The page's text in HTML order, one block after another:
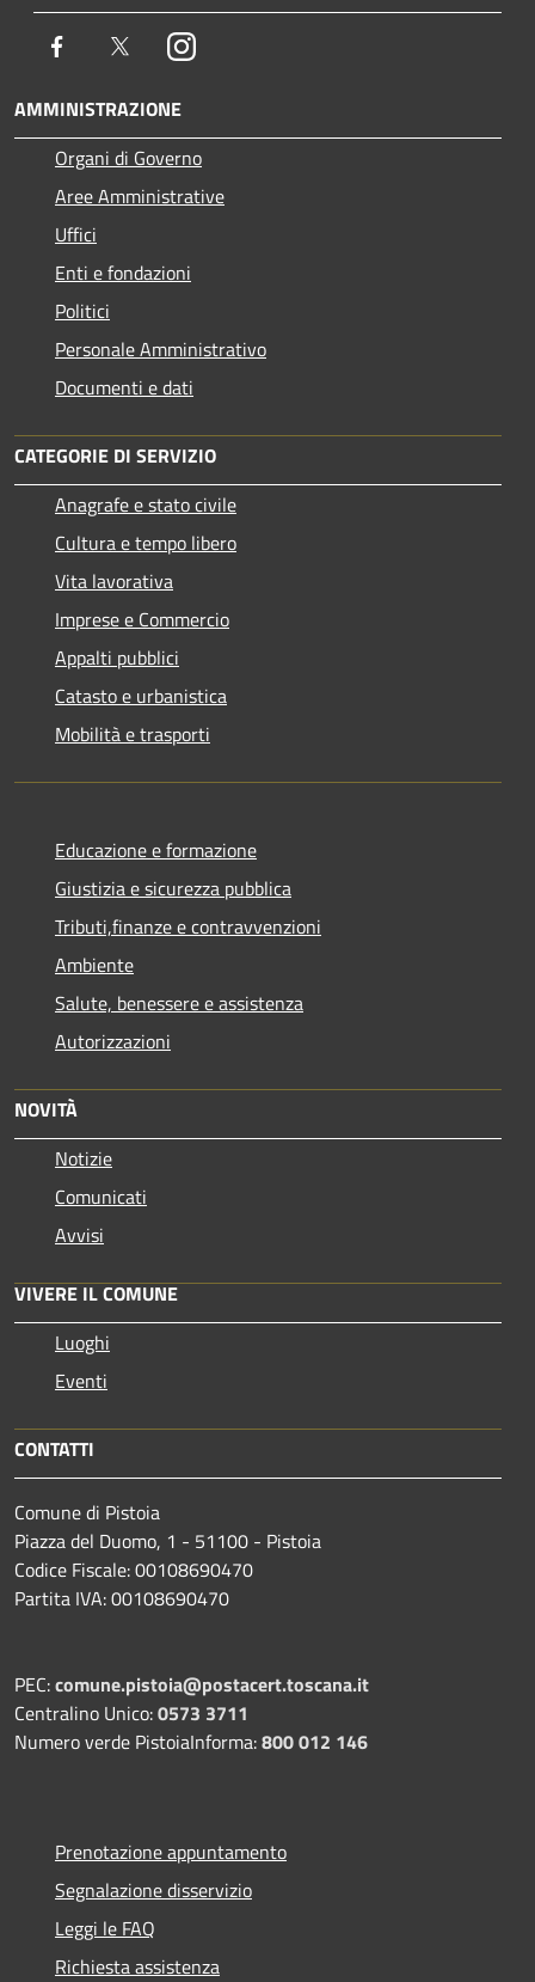
Facebook TwitterInstagram
AMMINISTRAZIONE
Organi di Governo
Aree Amministrative
Uffici
Enti e fondazioni
Politici
Personale Amministrativo
Documenti e dati
CATEGORIE DI SERVIZIO
Anagrafe e stato civile
Cultura e tempo libero
Vita lavorativa
Imprese e Commercio
Appalti pubblici
Catasto e urbanistica
Mobilità e trasporti
Educazione e formazione
Giustizia e sicurezza pubblica
Tributi,finanze e contravvenzioni
Ambiente
Salute, benessere e assistenza
Autorizzazioni
NOVITÀ
Notizie
Comunicati
Avvisi
VIVERE IL COMUNE
Luoghi
Eventi
CONTATTI
Comune di Pistoia
Piazza del Duomo, 1 - 51100 - Pistoia
Codice Fiscale: 00108690470
Partita IVA: 00108690470
PEC:comune.pistoia@postacert.toscana.it
Centralino Unico:0573 3711
Numero verde PistoiaInforma:800 012 146
Prenotazione appuntamento
Segnalazione disservizio
Leggi le FAQ
Richiesta assistenza